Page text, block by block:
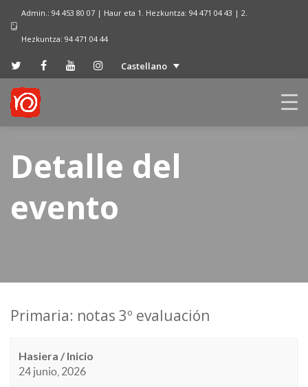
Admin.: 94 453 80 07 | Haur eta 1. Hezkuntza: 94 471 04 43 | 2.
Hezkuntza: 94 471 04 44
Castellano
Detalle del
evento
Primaria: notas 3º evaluación
Hasiera / Inicio
24 junio, 2026